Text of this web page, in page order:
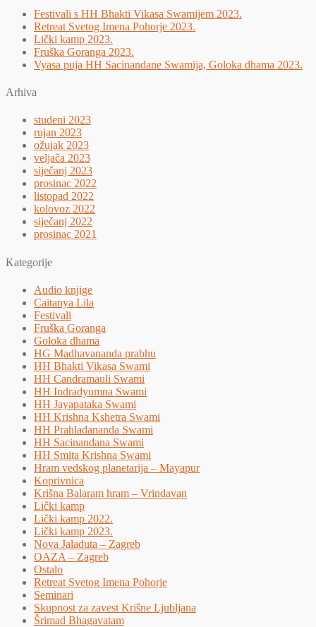
Festivali s HH Bhakti Vikasa Swamijem 2023.
Retreat Svetog Imena Pohorje 2023.
Lički kamp 2023.
Fruška Goranga 2023.
Vyasa puja HH Sacinandane Swamija, Goloka dhama 2023.
Arhiva
studeni 2023
rujan 2023
ožujak 2023
veljača 2023
siječanj 2023
prosinac 2022
listopad 2022
kolovoz 2022
siječanj 2022
prosinac 2021
Kategorije
Audio knjige
Caitanya Lila
Festivali
Fruška Goranga
Goloka dhama
HG Madhavananda prabhu
HH Bhakti Vikasa Swami
HH Candramauli Swami
HH Indradyumna Swami
HH Jayapataka Swami
HH Krishna Kshetra Swami
HH Prahladananda Swami
HH Sacinandana Swami
HH Smita Krishna Swami
Hram vedskog planetarija – Mayapur
Koprivnica
Krišna Balaram hram – Vrindavan
Lički kamp
Lički kamp 2022.
Lički kamp 2023.
Nova Jaladuta – Zagreb
OAZA – Zagreb
Ostalo
Retreat Svetog Imena Pohorje
Seminari
Skupnost za zavest Krišne Ljubljana
Šrimad Bhagavatam